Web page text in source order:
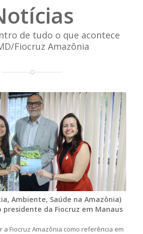
de tudo o que acontece
Fiocruz Amazônia
Ambiente, Saúde na Amazônia)
presidente da Fiocruz em Manaus
a Fiocruz Amazônia como referência em